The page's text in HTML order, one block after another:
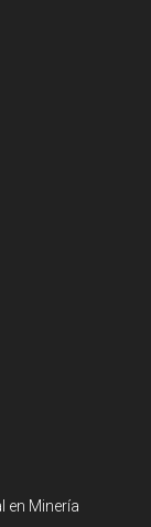
en Minería